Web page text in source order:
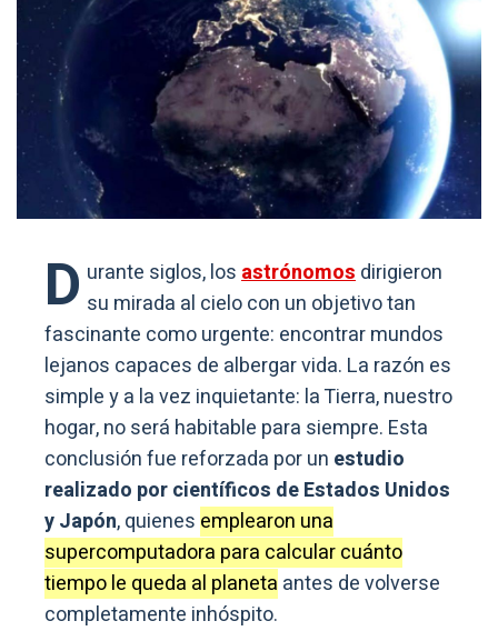
D urante siglos, losastrónomosdirigieron
su mirada al cielo con un objetivo tan
fascinante como urgente: encontrar mundos
lejanos capaces de albergar vida. La razón es
simple y a la vez inquietante: la Tierra, nuestro
hogar, no será habitable para siempre. Esta
conclusión fue reforzada por un estudio
realizado por científicos de Estados Unidos
y Japón, quienes emplearon una
supercomputadora para calcular cuánto
tiempo le queda al planeta antes de volverse
completamente inhóspito.